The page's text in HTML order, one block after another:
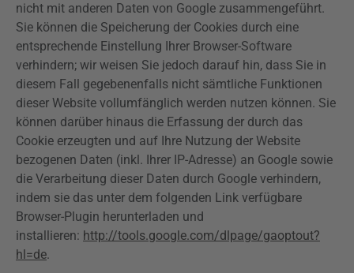
nicht mit anderen Daten von Google zusammengeführt.
Sie können die Speicherung der Cookies durch eine
entsprechende Einstellung Ihrer Browser-Software
verhindern; wir weisen Sie jedoch darauf hin, dass Sie in
diesem Fall gegebenenfalls nicht sämtliche Funktionen
dieser Website vollumfänglich werden nutzen können. Sie
können darüber hinaus die Erfassung der durch das
Cookie erzeugten und auf Ihre Nutzung der Website
bezogenen Daten (inkl. Ihrer IP-Adresse) an Google sowie
die Verarbeitung dieser Daten durch Google verhindern,
indem sie das unter dem folgenden Link verfügbare
Browser-Plugin herunterladen und
installieren: http://tools.google.com/dlpage/gaoptout?
hl=de.